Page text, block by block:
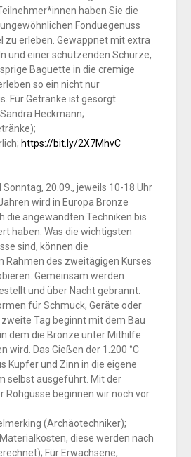
haben Sie die
Fonduegenuss
zu erleben. Gewappnet mit extra
und einer schützenden Schürze,
Baguette in die cremige
so ein nicht nur
Für Getränke ist gesorgt.
Heckmann;
https://bit.ly/2X7MhvC
20.09., jeweils 10-18 Uhr
wird in Europa Bronze
die angewandten Techniken bis
haben. Was die wichtigsten
sind, können die
Rahmen des zweitägigen Kurses
Gemeinsam werden
und über Nacht gebrannt.
für Schmuck, Geräte oder
zweite Tag beginnt mit dem Bau
dem die Bronze unter Mithilfe
wird. Das Gießen der 1.200 °C
Kupfer und Zinn in die eigene
selbst ausgeführt. Mit der
Rohgüsse beginnen wir noch vor
(Archäotechniker);
diese werden nach
Für Erwachsene,